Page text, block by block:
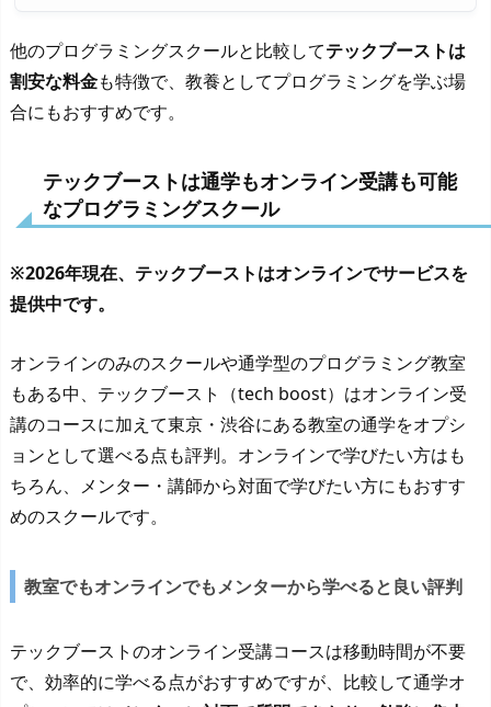
他のプログラミングスクールと比較してテックブーストは
割安な料金も特徴で、教養としてプログラミングを学ぶ場
合にもおすすめです。
テックブーストは通学もオンライン受講も可能
なプログラミングスクール
※2026年現在、テックブーストはオンラインでサービスを
提供中です。
オンラインのみのスクールや通学型のプログラミング教室
もある中、テックブースト（tech boost）はオンライン受
講のコースに加えて東京・渋谷にある教室の通学をオプシ
ョンとして選べる点も評判。オンラインで学びたい方はも
ちろん、メンター・講師から対面で学びたい方にもおすす
めのスクールです。
教室でもオンラインでもメンターから学べると良い評判
テックブーストのオンライン受講コースは移動時間が不要
で、効率的に学べる点がおすすめですが、比較して通学オ